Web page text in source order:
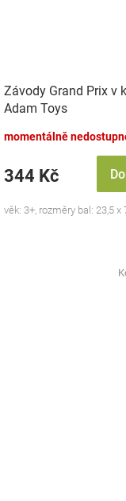
Závody Grand Prix v
Adam Toys
momentálně
344 Kč
věk: 3+, rozměry bal: 23,5 x